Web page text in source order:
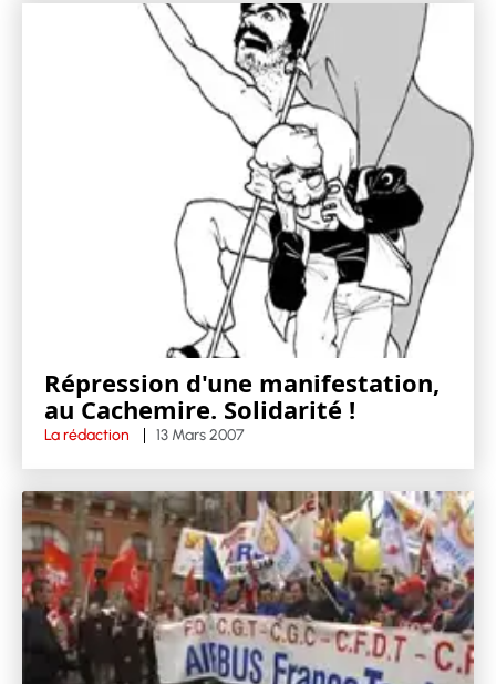
Répression d'une manifestation,
au Cachemire. Solidarité !
La rédaction 13 Mars 2007